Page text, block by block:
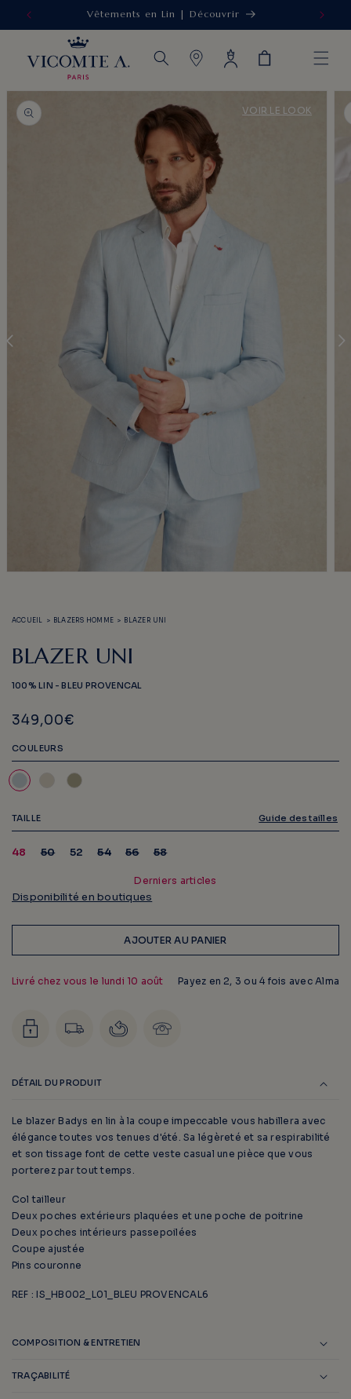
IGNORER ET
PASSER AU
Vêtements en Lin | Découvrir
Connexion Panier
PASSER AUX
INFORMATIONS
VOIR LE LOOK
dans
fenêtre
modale
ACCUEIL > BLAZERS HOMME > BLAZER UNI
BLAZER UNI
100% LIN - BLEU PROVENCAL
349,00€
COULEURS
TAILLE Guide des tailles
48 50Variante
52 54Variante
indisponible
56Variante
indisponible
58Variante
indisponible
Derniers articles
Disponibilité en boutiques
AJOUTER AU PANIER
Livré chez vous le lundi 10 août Payez en 2, 3 ou 4 fois avec Alma
DÉTAIL DU PRODUIT
Le blazer Badys en lin à la coupe impeccable vous habillera avec
élégance toutes vos tenues d'été. Sa légèreté et sa respirabilité
et son tissage font de cette veste casual une pièce que vous
porterez par tout temps.
Col tailleur
Deux poches extérieurs plaquées et une poche de poitrine
Deux poches intérieurs passepoilées
Coupe ajustée
Pins couronne
REF : IS_HB002_L01_BLEU PROVENCAL6
COMPOSITION & ENTRETIEN
TRAÇABILITÉ